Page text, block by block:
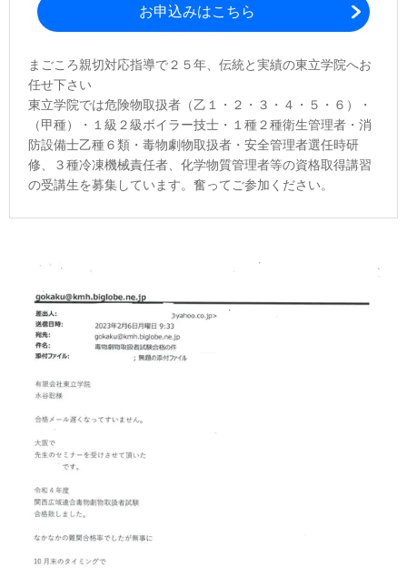
お申込みはこちら
まごころ親切対応指導で２５年、伝統と実績の東立学院へお
任せ下さい
東立学院では危険物取扱者（乙１・２・３・４・５・６）・
（甲種）・１級２級ボイラー技士・１種２種衛生管理者・消
防設備士乙種６類・毒物劇物取扱者・安全管理者選任時研
修、３種冷凍機械責任者、化学物質管理者等の資格取得講習
の受講生を募集しています。奮ってご参加ください。